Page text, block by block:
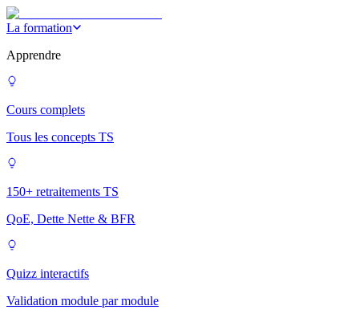
La formation
Apprendre
Cours complets
Tous les concepts TS
150+ retraitements TS
QoE, Dette Nette & BFR
Quizz interactifs
Validation module par module